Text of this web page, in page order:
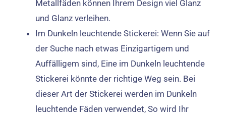
Metallfäden können Ihrem Design viel Glanz
und Glanz verleihen.
Im Dunkeln leuchtende Stickerei: Wenn Sie auf
der Suche nach etwas Einzigartigem und
Auffälligem sind, Eine im Dunkeln leuchtende
Stickerei könnte der richtige Weg sein. Bei
dieser Art der Stickerei werden im Dunkeln
leuchtende Fäden verwendet, So wird Ihr